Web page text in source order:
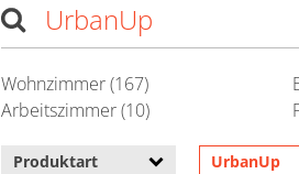
UrbanUp
Wohnzimmer (167)
Arbeitszimmer (10)
Produktart UrbanUp